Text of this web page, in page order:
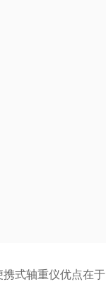
式轴重仪优点在